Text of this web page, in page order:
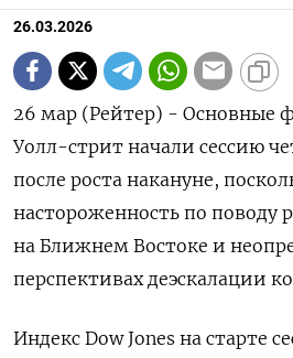
26.03.2026
26 мар (Рейтер) - Основные
‌Уолл-стрит начали сессию
после ​роста ​накануне,
‌настороженность по поводу
на Ближнем ​Востоке и
перспективах деэскалации
Индекс Dow ​Jones ​на ‌старте